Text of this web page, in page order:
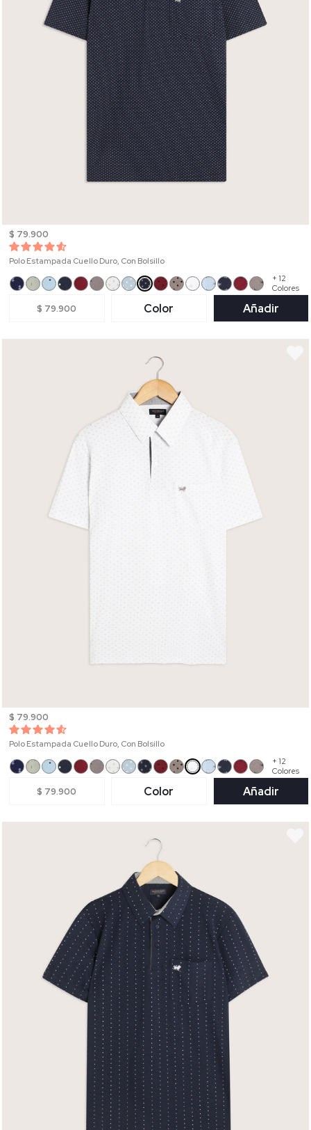
$ 79.900
Polo Estampada Cuello Duro, Con Bolsillo
+ 12
Colores
$ 79.900 Color Añadir
$ 79.900
Polo Estampada Cuello Duro, Con Bolsillo
+ 12
Colores
$ 79.900 Color Añadir